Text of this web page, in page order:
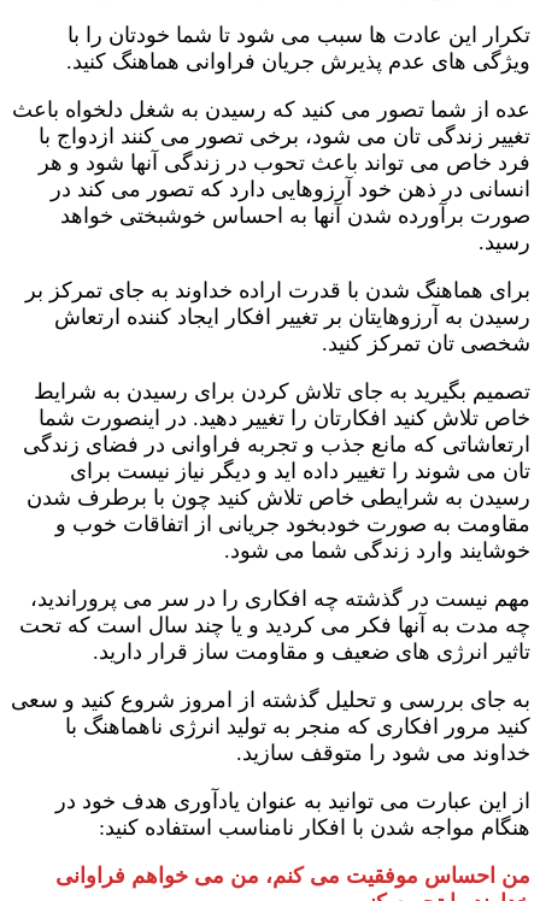
تکرار این عادت ها سبب می شود تا شما خودتان را با
ویژگی های عدم پذیرش جریان فراوانی هماهنگ کنید.
عده از شما تصور می کنید که رسیدن به شغل دلخواه باعث
تغییر زندگی تان می شود، برخی تصور می کنند ازدواج با
فرد خاص می تواند باعث تحوب در زندگی آنها شود و هر
انسانی در ذهن خود آرزوهایی دارد که تصور می کند در
صورت برآورده شدن آنها به احساس خوشبختی خواهد
رسید.
برای هماهنگ شدن با قدرت اراده خداوند به جای تمرکز بر
رسیدن به آرزوهایتان بر تغییر افکار ایجاد کننده ارتعاش
شخصی تان تمرکز کنید.
تصمیم بگیرید به جای تلاش کردن برای رسیدن به شرایط
خاص تلاش کنید افکارتان را تغییر دهید. در اینصورت شما
ارتعاشاتی که مانع جذب و تجربه فراوانی در فضای زندگی
تان می شوند را تغییر داده اید و دیگر نیاز نیست برای
رسیدن به شرایطی خاص تلاش کنید چون با برطرف شدن
مقاومت به صورت خودبخود جریانی از اتفاقات خوب و
خوشایند وارد زندگی شما می شود.
مهم نیست در گذشته چه افکاری را در سر می پروراندید،
چه مدت به آنها فکر می کردید و یا چند سال است که تحت
تاثیر انرژی های ضعیف و مقاومت ساز قرار دارید.
به جای بررسی و تحلیل گذشته از امروز شروع کنید و سعی
کنید مرور افکاری که منجر به تولید انرژی ناهماهنگ با
خداوند می شود را متوقف سازید.
از این عبارت می توانید به عنوان یادآوری هدف خود در
هنگام مواجه شدن با افکار نامناسب استفاده کنید:
من احساس موفقیت می کنم، من می خواهم فراوانی